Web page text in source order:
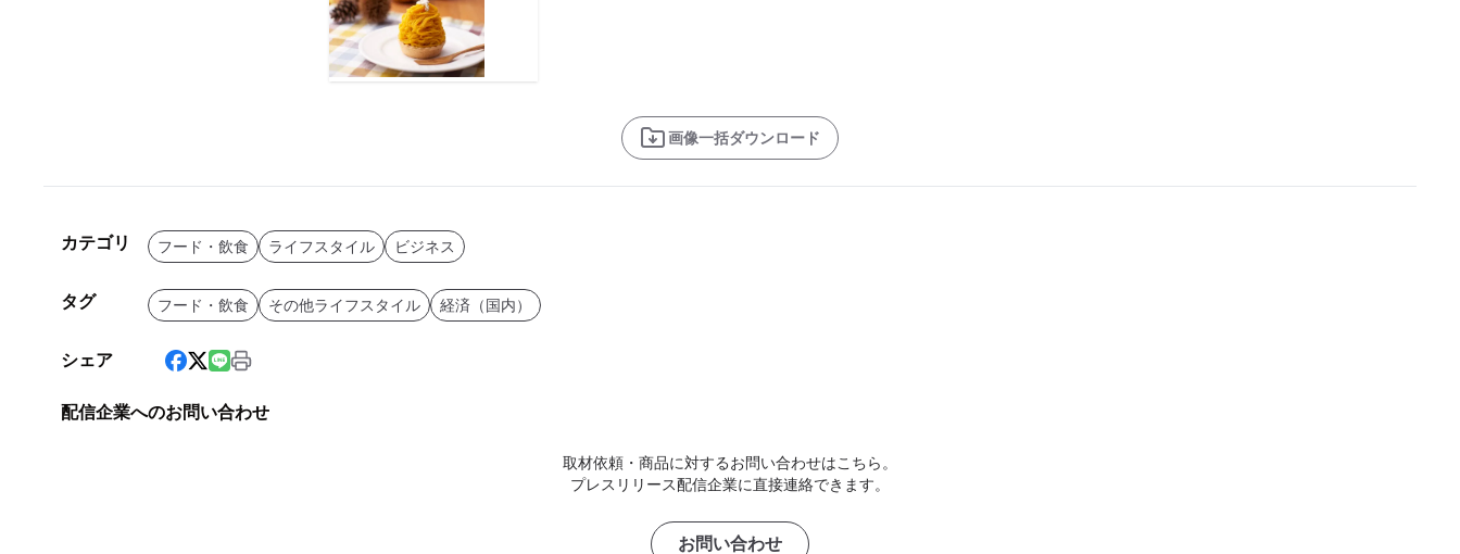
画像一括ダウンロード
カテゴリ フード・飲食 ライフスタイル ビジネス
タグ フード・飲食 その他ライフスタイル 経済（国内）
シェア
配信企業へのお問い合わせ
取材依頼・商品に対するお問い合わせはこちら。
プレスリリース配信企業に直接連絡できます。
お問い合わせ